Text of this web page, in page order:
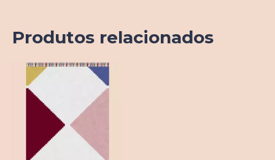
Produtos relacionados